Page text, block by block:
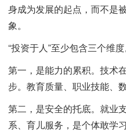
身成为发展的起点，而不是
象。
“投资于人”至少包含三个维度
第一，是能力的累积。技术
步。教育质量、职业技能、
第二，是安全的托底。就业
系、育儿服务，是个体敢学